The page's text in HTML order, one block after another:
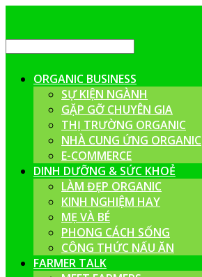
ORGANIC BUSINESS
SỰ KIỆN NGÀNH
GẶP GỠ CHUYÊN GIA
THỊ TRƯỜNG ORGANIC
NHÀ CUNG ỨNG ORGANIC
E-COMMERCE
DINH DƯỠNG & SỨC KHOẺ
LÀM ĐẸP ORGANIC
KINH NGHIỆM HAY
MẸ VÀ BÉ
PHONG CÁCH SỐNG
CÔNG THỨC NẤU ĂN
FARMER TALK